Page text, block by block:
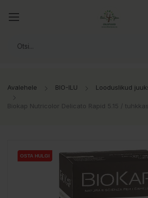
Avalehele BIO-ILU Looduslikud
Biokap Nutricolor Delicato Rapid 5.15 /
OSTA HULGI
OSTA HULGI
OSTA HULGI
OSTA HULGI